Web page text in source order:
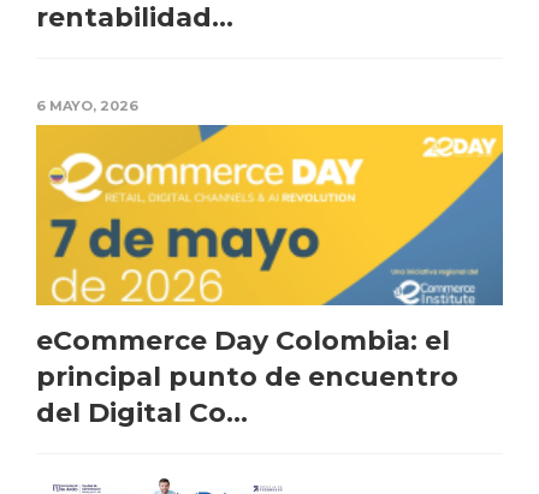
rentabilidad...
6 MAYO, 2026
eCommerce Day Colombia: el
principal punto de encuentro
del Digital Co...